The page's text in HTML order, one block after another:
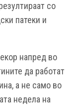
со
патеки и
напред во
да работат
а не само во
недела на